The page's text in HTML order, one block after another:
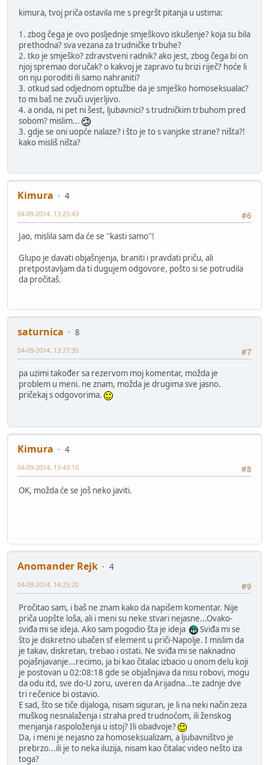
kimura, tvoj priča ostavila me s pregršt pitanja u ustima:
1. zbog čega je ovo posljednje smješkovo iskušenje? koja su bila
prethodna? sva vezana za trudničke trbuhe?
2. tko je smješko? zdravstveni radnik? ako jest, zbog čega bi on
njoj spremao doručak? o kakvoj je zapravo tu brizi riječ? hoće li
on nju poroditi ili samo nahraniti?
3. otkud sad odjednom optužbe da je smješko homoseksualac?
to mi baš ne zvuči uvjerljivo.
4. a onda, ni pet ni šest, ljubavnici? s trudničkim trbuhom pred
sobom? mislim...
3. gdje se oni uopće nalaze? i što je to s vanjske strane? ništa?!
kako misliš ništa?
Kimura
4
#6
04-09-2014, 13:25:43
Jao, mislila sam da će se ''kasti samo''!
Glupo je davati objašnjenja, braniti i pravdati priču, ali
pretpostavljam da ti dugujem odgovore, pošto si se potrudila
da pročitaš.
saturnica
8
#7
04-09-2014, 13:27:35
pa uzimi također sa rezervom moj komentar, možda je
problem u meni. ne znam, možda je drugima sve jasno.
pričekaj s odgovorima.
Kimura
4
#8
04-09-2014, 13:43:10
OK, možda će se još neko javiti.
Anomander Rejk
4
#9
04-09-2014, 14:25:20
Pročitao sam, i baš ne znam kako da napišem komentar. Nije
priča uopšte loša, ali i meni su neke stvari nejasne...Ovako-
sviđa mi se ideja. Ako sam pogodio šta je ideja
Sviđa mi se
što je diskretno ubačen sf element u priči-Napolje. I mislim da
je takav, diskretan, trebao i ostati. Ne sviđa mi se naknadno
pojašnjavanje...recimo, ja bi kao čitalac izbacio u onom delu koji
je postovan u 02:08:18 gde se objašnjava da nisu robovi, mogu
da odu itd, sve do-U zoru, uveren da Arijadna...te zadnje dve
tri rečenice bi ostavio.
E sad, što se tiče dijaloga, nisam siguran, je li na neki način zeza
muškog nesnalaženja i straha pred trudnoćom, ili ženskog
menjanja raspoloženja u istoj? Ili obadvoje?
Da, i meni je nejasno za homoseksualizam, a ljubavništvo je
prebrzo...ili je to neka iluzija, nisam kao čitalac video nešto iza
toga?